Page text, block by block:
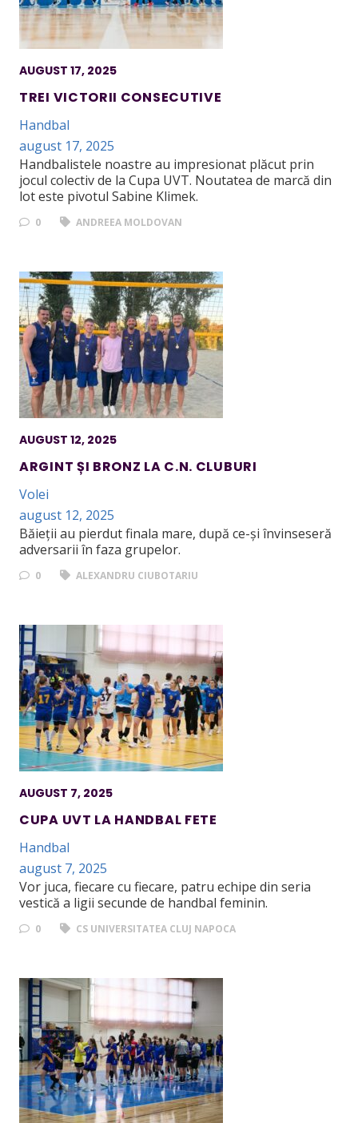
AUGUST 17, 2025
TREI VICTORII CONSECUTIVE
Handbal
august 17, 2025
Handbalistele noastre au impresionat plăcut prin
jocul colectiv de la Cupa UVT. Noutatea de marcă din
lot este pivotul Sabine Klimek.
0 ANDREEA MOLDOVAN
AUGUST 12, 2025
ARGINT ȘI BRONZ LA C.N. CLUBURI
Volei
august 12, 2025
Băieții au pierdut finala mare, după ce-și învinseseră
adversarii în faza grupelor.
0 ALEXANDRU CIUBOTARIU
AUGUST 7, 2025
CUPA UVT LA HANDBAL FETE
Handbal
august 7, 2025
Vor juca, fiecare cu fiecare, patru echipe din seria
vestică a ligii secunde de handbal feminin.
0 CS UNIVERSITATEA CLUJ NAPOCA